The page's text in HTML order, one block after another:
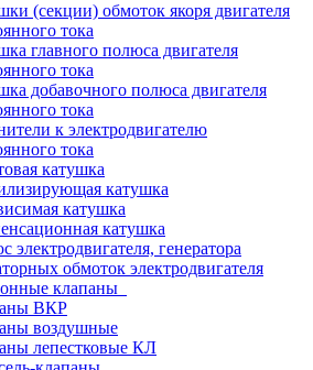
(секции) обмоток якоря двигателя
тока
главного полюса двигателя
тока
добавочного полюса двигателя
тока
к электродвигателю
тока
катушка
катушка
катушка
катушка
электродвигателя, генератора
обмоток электродвигателя
клапаны
ВКР
воздушные
лепестковые КЛ